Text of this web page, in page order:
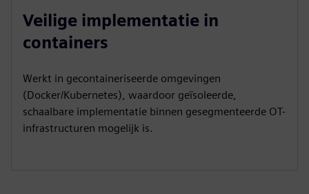
Veilige implementatie in
containers
Werkt in gecontaineriseerde omgevingen
(Docker/Kubernetes), waardoor geïsoleerde,
schaalbare implementatie binnen gesegmenteerde OT-
infrastructuren mogelijk is.